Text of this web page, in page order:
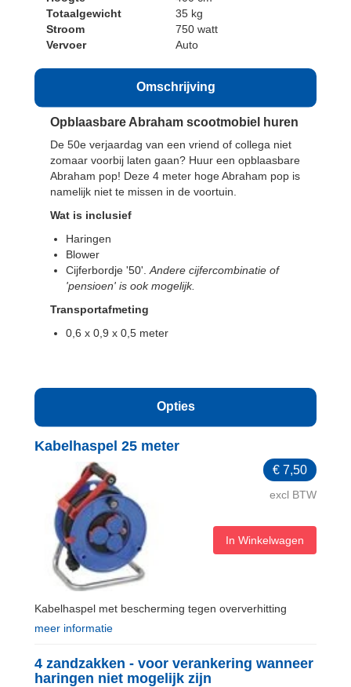
Totaalgewicht
35 kg
Stroom
750 watt
Vervoer
Auto
Omschrijving
Opblaasbare Abraham scootmobiel huren
De 50e verjaardag van een vriend of collega niet
zomaar voorbij laten gaan? Huur een opblaasbare
Abraham pop! Deze 4 meter hoge Abraham pop is
namelijk niet te missen in de voortuin.
Wat is inclusief
Haringen
Blower
Cijferbordje '50'. Andere cijfercombinatie of
'pensioen' is ook mogelijk.
Transportafmeting
0,6 x 0,9 x 0,5 meter
Opties
Kabelhaspel 25 meter
€ 7,50
excl BTW
In Winkelwagen
Kabelhaspel met bescherming tegen oververhitting
meer informatie
4 zandzakken - voor verankering wanneer
haringen niet mogelijk zijn